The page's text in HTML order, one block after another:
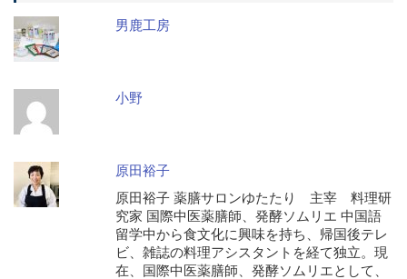
男鹿工房
小野
原田裕子
原田裕子 薬膳サロンゆたたり 主宰 料理研
究家 国際中医薬膳師、発酵ソムリエ 中国語
留学中から食文化に興味を持ち、帰国後テレ
ビ、雑誌の料理アシスタントを経て独立。現
在、国際中医薬膳師、発酵ソムリエとして、